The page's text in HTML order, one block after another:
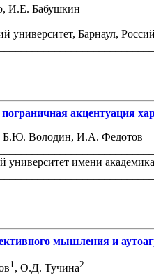
И.Е. Бабушкин
университет, Барнаул,
акцентуация
Б.Ю. Володин, И.А. Федотов
университет имени
мышления и
1 , О.Д. Тучина2